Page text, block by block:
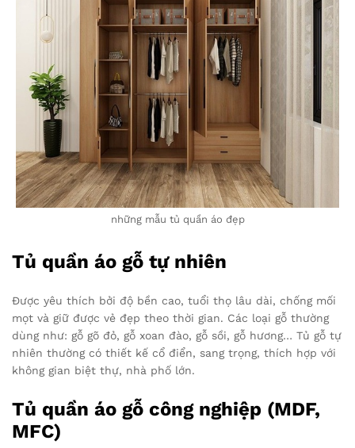
những mẫu tủ quần áo đẹp
Tủ quần áo gỗ tự nhiên
Được yêu thích bởi độ bền cao, tuổi thọ lâu dài, chống mối
mọt và giữ được vẻ đẹp theo thời gian. Các loại gỗ thường
dùng như: gỗ gõ đỏ, gỗ xoan đào, gỗ sồi, gỗ hương… Tủ gỗ tự
nhiên thường có thiết kế cổ điển, sang trọng, thích hợp với
không gian biệt thự, nhà phố lớn.
Tủ quần áo gỗ công nghiệp (MDF,
MFC)